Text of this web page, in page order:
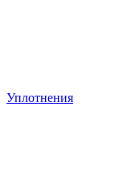
Уплотнения